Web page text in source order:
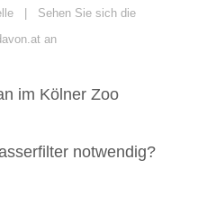
| Sehen Sie sich die
an
im Kölner Zoo
notwendig?